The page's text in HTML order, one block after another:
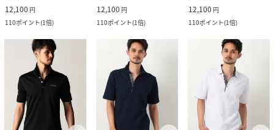
12,100 円
110ポイント(1倍)
12,100 円
110ポイント(1倍)
12,100 円
110ポイント(1倍)